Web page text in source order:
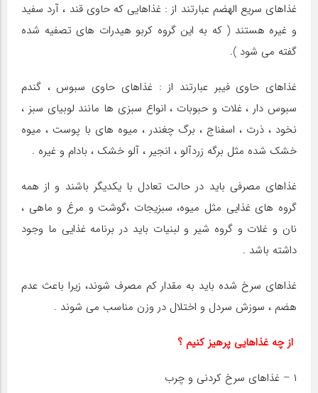
غذاهای سریع الهضم عبارتند از : غذاهایی که حاوی قند ، آرد سفید
و غیره هستند ( که به این گروه کربو هیدرات های تصفیه شده
گفته می شود ).
غذاهای حاوی فیبر عبارتند از : غذاهای حاوی سبوس ، گندم
سبوس دار ، غلات و حبوبات ، انواع سبزی ها مانند لوبیای سبز ،
نخود ، ‌ذرت ،‌ اسفناج ، برگ چغندر ، میوه های با پوست ، میوه
خشک شده مثل برگه زردآلو ، انجیر ،‌ آلو خشک ، بادام و غیره .
غذاهای مصرفی باید در حالت تعادل با یکدیگر باشند و از همه
گروه های غذایی مثل میوه، سبزیجات ،‌گوشت و مرغ و ماهی ،
نان و غلات و گروه شیر و لبنیات باید در برنامه غذایی ما وجود
داشته باشد .
غذاهای سرخ شده باید به مقدار کم مصرف شوند، زیرا باعث عدم
هضم ، سوزش سردل و اختلال در وزن مناسب می شوند .
از چه غذاهایی پرهیز کنیم ؟
۱ – غذاهای سرخ کردنی و چرب